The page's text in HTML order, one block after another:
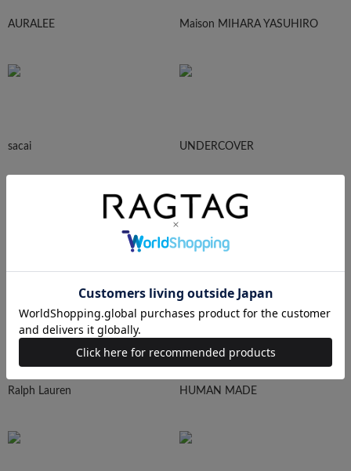
AURALEE Maison MIHARA YASUHIRO
sacai UNDERCOVER
N.HOOLYWOOD Needles
Ralph Lauren HUMAN MADE